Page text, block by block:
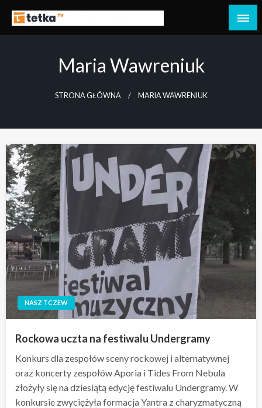
treściTv Tetka Tczew
Tetka Tczew – Twoja lokalna telewizja!
Maria Wawreniuk
STRONA GŁÓWNA MARIA WAWRENIUK
NASZ TCZEW
Rockowa uczta na festiwalu Undergramy
Konkurs dla zespołów sceny rockowej i alternatywnej
oraz koncerty zespołów Aporia i Tides From Nebula
złożyły się na dziesiątą edycję festiwalu Undergramy. W
konkursie zwyciężyła formacja Yantra z charyzmatyczną